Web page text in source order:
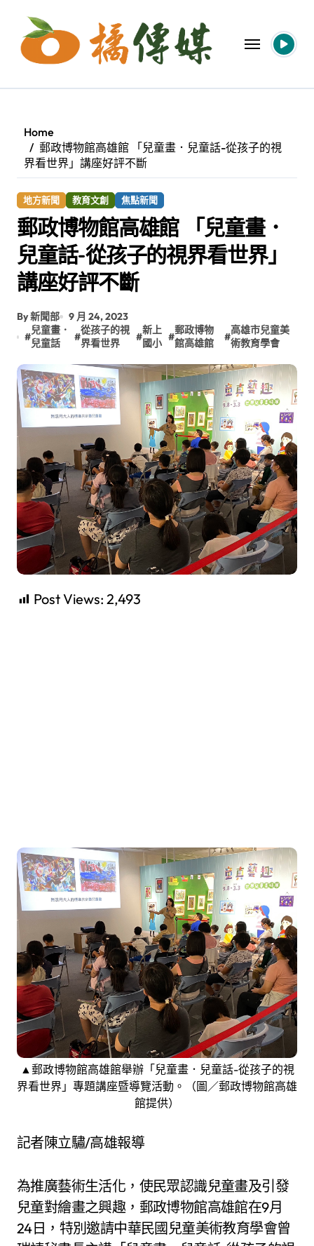
content
Home
郵政博物館高雄館 「兒童畫．兒童話-從孩子的視
界看世界」講座好評不斷
地方新聞 教育文創 焦點新聞
郵政博物館高雄館 「兒童畫．
兒童話-從孩子的視界看世界」
講座好評不斷
By 新聞部
9 月 24, 2023
#
兒童畫．
兒童話
#
從孩子的視
界看世界
#
新上
國小
#
郵政博物
館高雄館
#
高雄市兒童美
術教育學會
Post Views: 2,493
▲郵政博物館高雄館舉辦「兒童畫．兒童話-從孩子的視
界看世界」專題講座暨導覽活動。（圖／郵政博物館高雄
館提供）
記者陳立驌/高雄報導
為推廣藝術生活化，使民眾認識兒童畫及引發
兒童對繪畫之興趣，郵政博物館高雄館在9月
24日，特別邀請中華民國兒童美術教育學會曾